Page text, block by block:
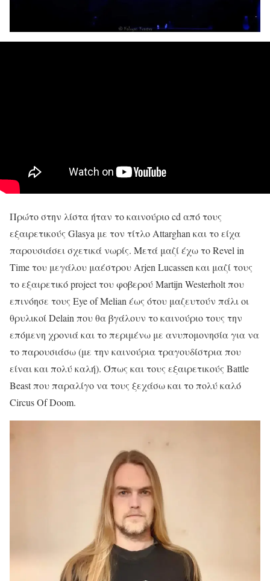
Πρώτο στην λίστα ήταν το καινούριο cd από τους
εξαιρετικούς Glasya με τον τίτλο Attarghan και το είχα
παρουσιάσει σχετικά νωρίς. Μετά μαζί έχω το Revel in
Time του μεγάλου μαέστρου Arjen Lucassen και μαζί τους
το εξαιρετικό project του φοβερού Martijn Westerholt που
επινόησε τους Eye of Melian έως ότου μαζευτούν πάλι οι
θρυλικοί Delain που θα βγάλουν το καινούριο τους την
επόμενη χρονιά και το περιμένω με ανυπομονησία για να
το παρουσιάσω (με την καινούρια τραγουδίστρια που
είναι και πολύ καλή). Όπως και τους εξαιρετικούς Battle
Beast που παραλίγο να τους ξεχάσω και το πολύ καλό
Circus Of Doom.